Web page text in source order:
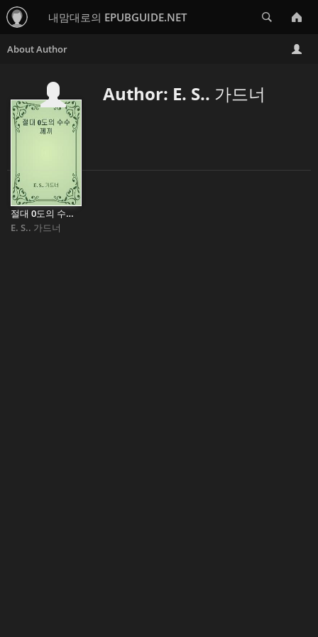
내맘대로의 EPUBGUIDE.NET
Author: E. S.. 가드너
절대 0도의 수수께끼
E. S.. 가드너